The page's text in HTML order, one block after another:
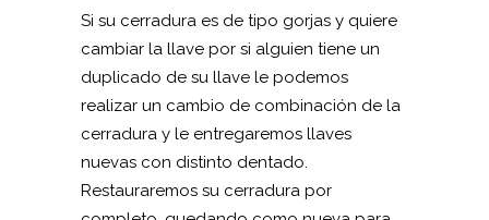
Si su cerradura es de tipo gorjas y quiere
cambiar la llave por si alguien tiene un
duplicado de su llave le podemos
realizar un cambio de combinación de la
cerradura y le entregaremos llaves
nuevas con distinto dentado.
Restauraremos su cerradura por